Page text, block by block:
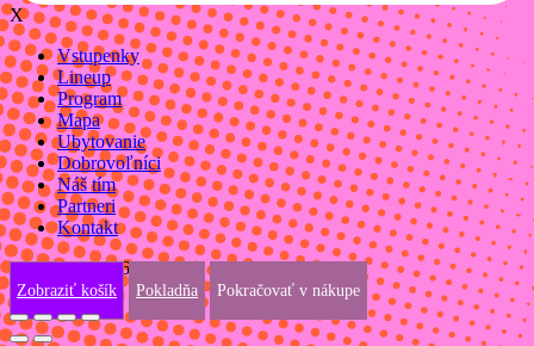
X
Vstupenky
Lineup
Program
Mapa
Ubytovanie
Dobrovoľníci
Náš tím
Partneri
Kontakt
24. - 26. 7.2026
Zobraziť košík Pokladňa Pokračovať v nákupe